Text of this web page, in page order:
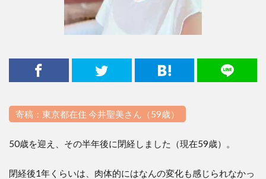
寄稿：東京都在住 今井聖美さん（59歳）
50歳を迎え、その半年後に閉経しました（現在59歳）。
閉経後1年くらいは、肉体的にはなんの変化も感じられなかっ